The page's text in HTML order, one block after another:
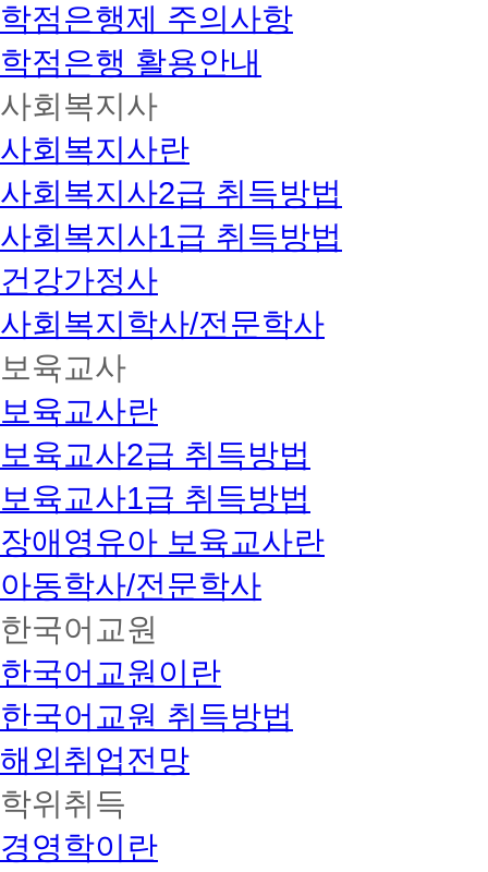
학점은행제 주의사항
학점은행 활용안내
사회복지사
사회복지사란
사회복지사2급 취득방법
사회복지사1급 취득방법
건강가정사
사회복지학사/전문학사
보육교사
보육교사란
보육교사2급 취득방법
보육교사1급 취득방법
장애영유아 보육교사란
아동학사/전문학사
한국어교원
한국어교원이란
한국어교원 취득방법
해외취업전망
학위취득
경영학이란